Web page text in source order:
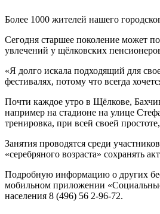
Более 1000 жителей нашего
Сегодня старшее поколение может
увлечений у щёлковских
«Я долго искала подходящий для
фестивалях, потому что всегда
Почти каждое утро в Щёлкове,
например на стадионе на улице
тренировка, при всей своей
Занятия проводятся среди
«серебряного возраста» сохранять
Подробную информацию о других
мобильном приложении «Социальные
населения 8 (496) 56 2-96-72.